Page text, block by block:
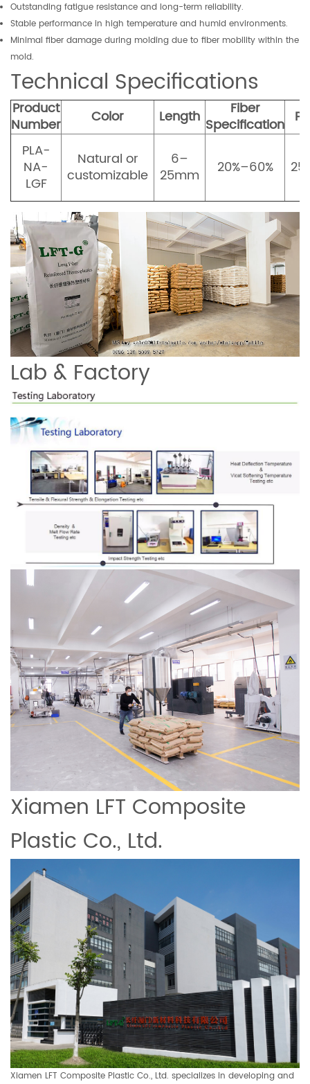
Outstanding fatigue resistance and long-term reliability.
Stable performance in high temperature and humid environments.
Minimal fiber damage during molding due to fiber mobility within the
mold.
Technical Specifications
Product
Number
Color Length
Fiber
Specification
PLA-
NA-
LGF
Natural or
customizable
6–
25mm
20%–60%
Lab & Factory
Xiamen LFT Composite
Plastic Co., Ltd.
Xiamen LFT Composite Plastic Co., Ltd. specializes in developing and